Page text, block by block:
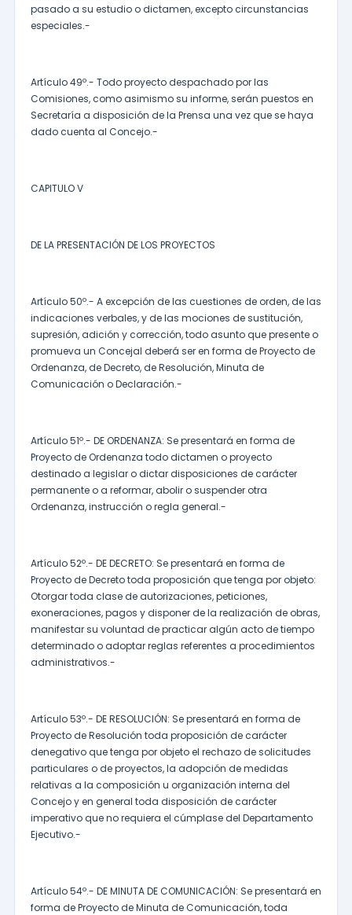
pasado a su estudio o dictamen, excepto circunstancias
especiales.-
Artículo 49º.- Todo proyecto despachado por las
Comisiones, como asimismo su informe, serán puestos en
Secretaría a disposición de la Prensa una vez que se haya
dado cuenta al Concejo.-
CAPITULO V
DE LA PRESENTACIÓN DE LOS PROYECTOS
Artículo 50º.- A excepción de las cuestiones de orden, de las
indicaciones verbales, y de las mociones de sustitución,
supresión, adición y corrección, todo asunto que presente o
promueva un Concejal deberá ser en forma de Proyecto de
Ordenanza, de Decreto, de Resolución, Minuta de
Comunicación o Declaración.-
Artículo 51º.- DE ORDENANZA: Se presentará en forma de
Proyecto de Ordenanza todo dictamen o proyecto
destinado a legislar o dictar disposiciones de carácter
permanente o a reformar, abolir o suspender otra
Ordenanza, instrucción o regla general.-
Artículo 52º.- DE DECRETO: Se presentará en forma de
Proyecto de Decreto toda proposición que tenga por objeto:
Otorgar toda clase de autorizaciones, peticiones,
exoneraciones, pagos y disponer de la realización de obras,
manifestar su voluntad de practicar algún acto de tiempo
determinado o adoptar reglas referentes a procedimientos
administrativos.-
Artículo 53º.- DE RESOLUCIÓN: Se presentará en forma de
Proyecto de Resolución toda proposición de carácter
denegativo que tenga por objeto el rechazo de solicitudes
particulares o de proyectos, la adopción de medidas
relativas a la composición u organización interna del
Concejo y en general toda disposición de carácter
imperativo que no requiera el cúmplase del Departamento
Ejecutivo.-
Artículo 54º.- DE MINUTA DE COMUNICACIÓN: Se presentará en
forma de Proyecto de Minuta de Comunicación, toda